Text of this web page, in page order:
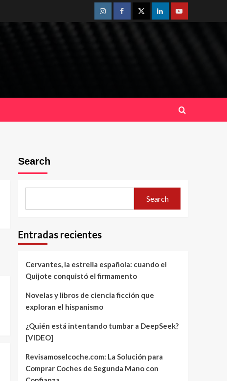
InstagramFacebookTwitterLinkedinYoutube
Search
Search
Entradas recientes
Cervantes, la estrella española: cuando el
Quijote conquistó el firmamento
Novelas y libros de ciencia ficción que
exploran el hispanismo
¿Quién está intentando tumbar a DeepSeek?
[VIDEO]
Revisamoselcoche.com: La Solución para
Comprar Coches de Segunda Mano con